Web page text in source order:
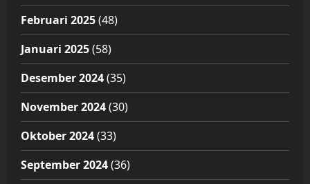
Februari 2025(48)
Januari 2025(58)
Desember 2024(35)
November 2024(30)
Oktober 2024(33)
September 2024(36)